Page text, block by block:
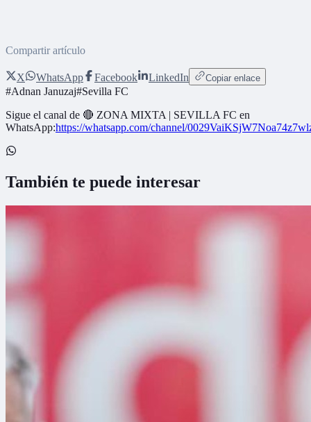
Compartir artículo
X WhatsApp Facebook LinkedIn Copiar enlace
#Adnan Januzaj#Sevilla FC
Sigue el canal de 🔴 ZONA MIXTA | SEVILLA FC en
WhatsApp:https://whatsapp.com/channel/
También te puede interesar